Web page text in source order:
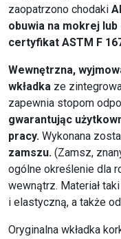
zaopatrzono chodaki
obuwia na mokrej
certyfikat ASTM F
Wewnętrzna,
wkładka ze
zapewnia stopom
gwarantując
pracy. Wykonana
zamszu. (Zamsz,
ogólne określenie dla
wewnątrz. Materiał
i elastyczną, a także
Oryginalna wkładka